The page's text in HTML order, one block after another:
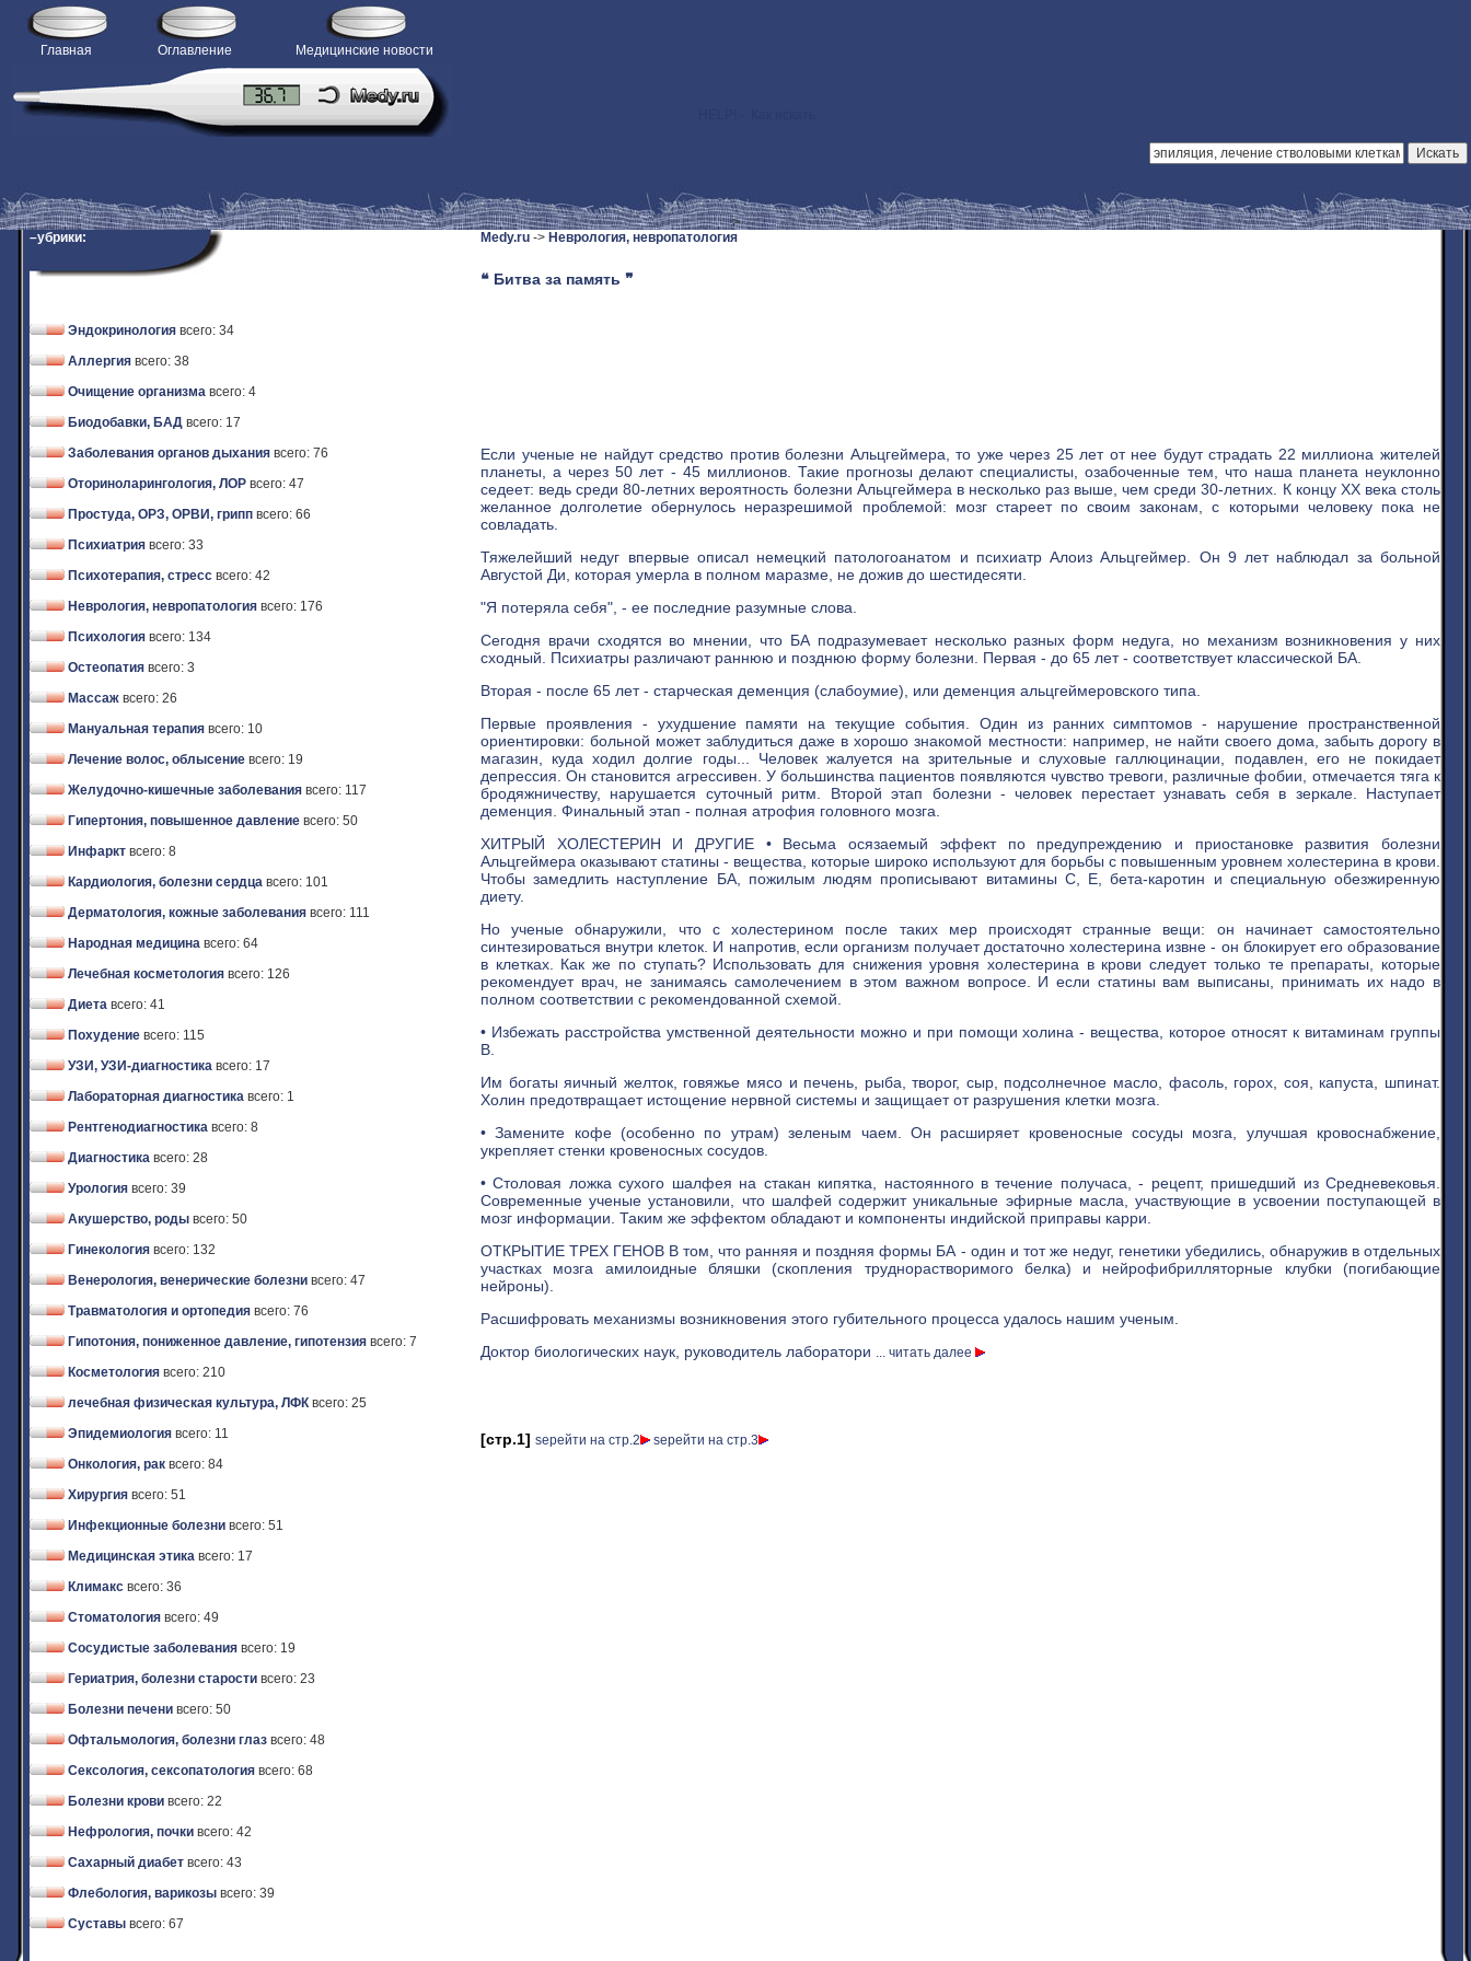
Главная Оглавление Медицинские новости
>
–убрики:
Эндокринология всего: 34
Аллергия всего: 38
Очищение организма всего: 4
Биодобавки, БАД всего: 17
Заболевания органов дыхания всего: 76
Оториноларингология, ЛОР всего: 47
Простуда, ОРЗ, ОРВИ, грипп всего: 66
Психиатрия всего: 33
Психотерапия, стресс всего: 42
Неврология, невропатология всего: 176
Психология всего: 134
Остеопатия всего: 3
Массаж всего: 26
Мануальная терапия всего: 10
Лечение волос, облысение всего: 19
Желудочно-кишечные заболевания всего: 117
Гипертония, повышенное давление всего: 50
Инфаркт всего: 8
Кардиология, болезни сердца всего: 101
Дерматология, кожные заболевания всего: 111
Народная медицина всего: 64
Лечебная косметология всего: 126
Диета всего: 41
Похудение всего: 115
УЗИ, УЗИ-диагностика всего: 17
Лабораторная диагностика всего: 1
Рентгенодиагностика всего: 8
Диагностика всего: 28
Урология всего: 39
Акушерство, роды всего: 50
Гинекология всего: 132
Венерология, венерические болезни всего: 47
Травматология и ортопедия всего: 76
Гипотония, пониженное давление, гипотензия всего: 7
Косметология всего: 210
лечебная физическая культура, ЛФК всего: 25
Эпидемиология всего: 11
Онкология, рак всего: 84
Хирургия всего: 51
Инфекционные болезни всего: 51
Медицинская этика всего: 17
Климакс всего: 36
Стоматология всего: 49
Сосудистые заболевания всего: 19
Гериатрия, болезни старости всего: 23
Болезни печени всего: 50
Офтальмология, болезни глаз всего: 48
Сексология, сексопатология всего: 68
Болезни крови всего: 22
Нефрология, почки всего: 42
Сахарный диабет всего: 43
Флебология, варикозы всего: 39
Суставы всего: 67
Medy.ru -> Неврология, невропатология
❝ Битва за память ❞
Если ученые не найдут средство против болезни Альцгеймера, то уже через 25 лет от нее будут страдать 22 миллиона жителей
планеты, а через 50 лет - 45 миллионов. Такие прогнозы делают специалисты, озабоченные тем, что наша планета неуклонно
седеет: ведь среди 80-летних вероятность болезни Альцгеймера в несколько раз выше, чем среди 30-летних. К концу XX века столь
желанное долголетие обернулось неразрешимой проблемой: мозг стареет по своим законам, с которыми человеку пока не
совладать.
Тяжелейший недуг впервые описал немецкий патологоанатом и психиатр Алоиз Альцгеймер. Он 9 лет наблюдал за больной
Августой Ди, которая умерла в полном маразме, не дожив до шестидесяти.
"Я потеряла себя", - ее последние разумные слова.
Сегодня врачи сходятся во мнении, что БА подразумевает несколько разных форм недуга, но механизм возникновения у них
сходный. Психиатры различают раннюю и позднюю форму болезни. Первая - до 65 лет - соответствует классической БА.
Вторая - после 65 лет - старческая деменция (слабоумие), или деменция альцгеймеровского типа.
Первые проявления - ухудшение памяти на текущие события. Один из ранних симптомов - нарушение пространственной
ориентировки: больной может заблудиться даже в хорошо знакомой местности: например, не найти своего дома, забыть дорогу в
магазин, куда ходил долгие годы... Человек жалуется на зрительные и слуховые галлюцинации, подавлен, его не покидает
депрессия. Он становится агрессивен. У большинства пациентов появляются чувство тревоги, различные фобии, отмечается тяга к
бродяжничеству, нарушается суточный ритм. Второй этап болезни - человек перестает узнавать себя в зеркале. Наступает
деменция. Финальный этап - полная атрофия головного мозга.
ХИТРЫЙ ХОЛЕСТЕРИН И ДРУГИЕ • Весьма осязаемый эффект по предупреждению и приостановке развития болезни
Альцгеймера оказывают статины - вещества, которые широко используют для борьбы с повышенным уровнем холестерина в крови.
Чтобы замедлить наступление БА, пожилым людям прописывают витамины С, Е, бета-каротин и специальную обезжиренную
диету.
Но ученые обнаружили, что с холестерином после таких мер происходят странные вещи: он начинает самостоятельно
синтезироваться внутри клеток. И напротив, если организм получает достаточно холестерина извне - он блокирует его образование
в клетках. Как же по ступать? Использовать для снижения уровня холестерина в крови следует только те препараты, которые
рекомендует врач, не занимаясь самолечением в этом важном вопросе. И если статины вам выписаны, принимать их надо в
полном соответствии с рекомендованной схемой.
• Избежать расстройства умственной деятельности можно и при помощи холина - вещества, которое относят к витаминам группы
В.
Им богаты яичный желток, говяжье мясо и печень, рыба, творог, сыр, подсолнечное масло, фасоль, горох, соя, капуста, шпинат.
Холин предотвращает истощение нервной системы и защищает от разрушения клетки мозга.
• Замените кофе (особенно по утрам) зеленым чаем. Он расширяет кровеносные сосуды мозга, улучшая кровоснабжение,
укрепляет стенки кровеносных сосудов.
• Столовая ложка сухого шалфея на стакан кипятка, настоянного в течение получаса, - рецепт, пришедший из Средневековья.
Современные ученые установили, что шалфей содержит уникальные эфирные масла, участвующие в усвоении поступающей в
мозг информации. Таким же эффектом обладают и компоненты индийской приправы карри.
ОТКРЫТИЕ ТРЕХ ГЕНОВ В том, что ранняя и поздняя формы БА - один и тот же недуг, генетики убедились, обнаружив в отдельных
участках мозга амилоидные бляшки (скопления труднорастворимого белка) и нейрофибрилляторные клубки (погибающие
нейроны).
Расшифровать механизмы возникновения этого губительного процесса удалось нашим ученым.
Доктор биологических наук, руководитель лаборатори
... читать далее
[стр.1] ѕерейти на стр.2 ѕерейти на стр.3